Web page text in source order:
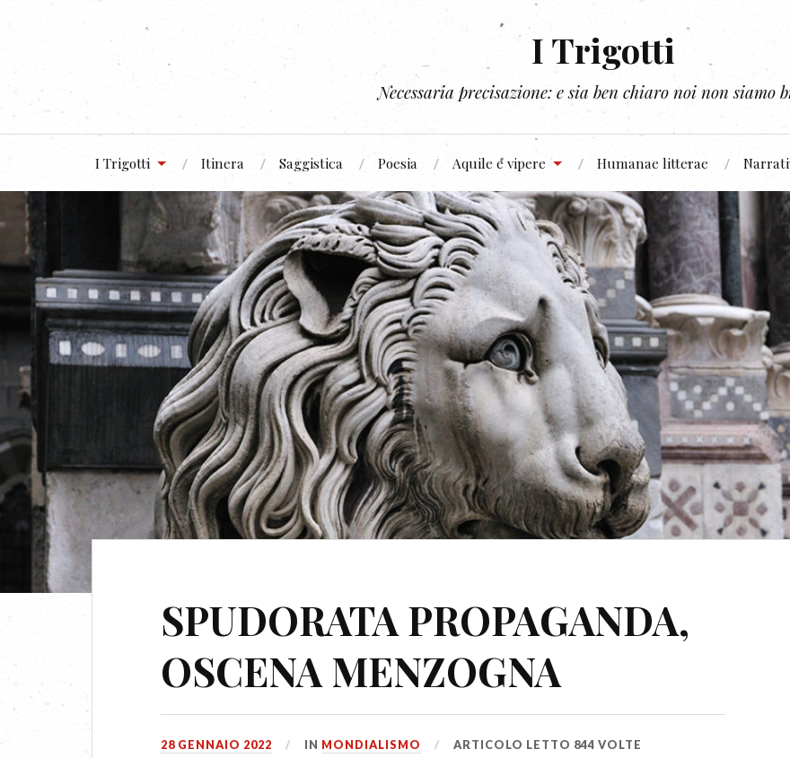
I Trigotti
Necessaria precisazione: e sia ben chiaro noi non siamo
I Trigotti Itinera Saggistica Poesia Aquile e vipere Humanae litterae
SPUDORATA PROPAGANDA,
OSCENA MENZOGNA
28 GENNAIO 2022 IN MONDIALISMO ARTICOLO LETTO 844 VOLTE